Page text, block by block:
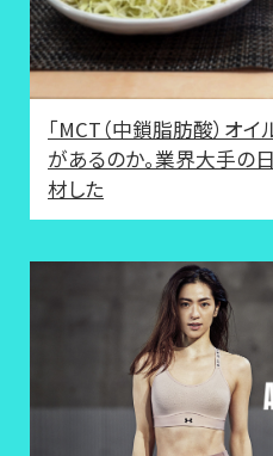
「MCT（中鎖脂肪酸）オ
があるのか。業界大手の
材した